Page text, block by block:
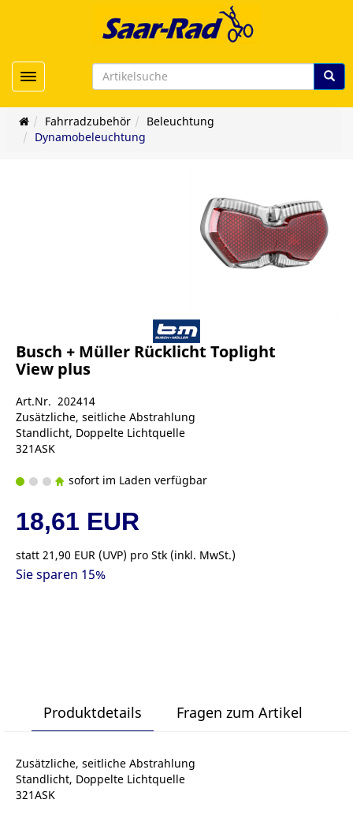
Toggle navigation
Fahrradzubehör
Beleuchtung
Dynamobeleuchtung
Busch + Müller Rücklicht Toplight
View plus
Art.Nr. 202414
Zusätzliche, seitliche Abstrahlung
Standlicht, Doppelte Lichtquelle
321ASK
sofort im Laden verfügbar
18,61 EUR
statt 21,90 EUR (UVP) pro Stk (inkl. MwSt.)
Sie sparen 15%
Produktdetails Fragen zum Artikel
Zusätzliche, seitliche Abstrahlung
Standlicht, Doppelte Lichtquelle
321ASK